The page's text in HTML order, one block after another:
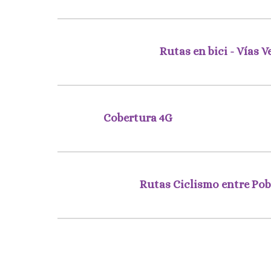
Rutas en bici - Vías
Cobertura 4G
Rutas Ciclismo entre